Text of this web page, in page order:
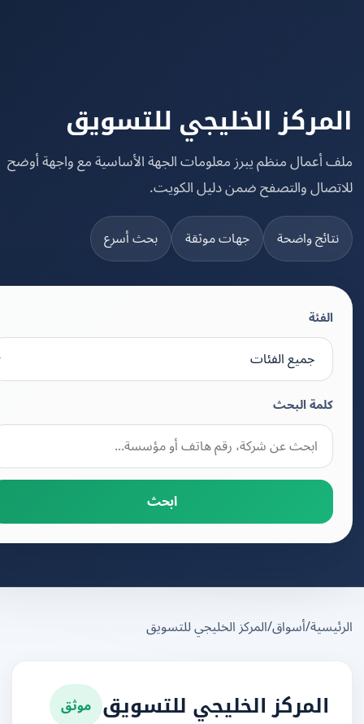
الخليجي للتسويق
منظم يبرز معلومات الجهة الأساسية مع واجهة أوضح
والتصفح ضمن دليل الكويت.
واضحة جهات موثقة بحث أسرع
كلمة البحث
ابحث
/أسواق/المركز الخليجي للتسويق
المركز الخليجي للتسويق موثق